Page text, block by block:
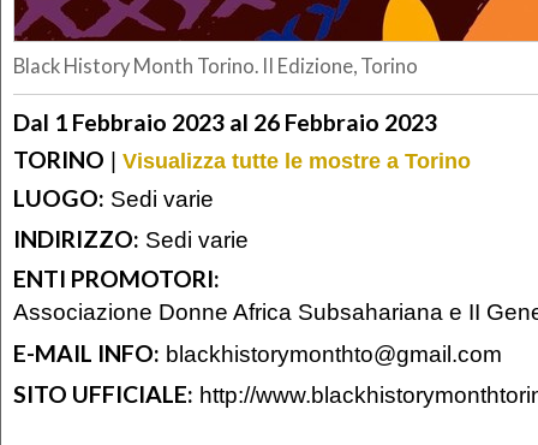
Black History Month Torino. II Edizione, Torino
Dal 1 Febbraio 2023 al 26 Febbraio 2023
TORINO | Visualizza tutte le mostre a Torino
LUOGO: Sedi varie
INDIRIZZO: Sedi varie
ENTI PROMOTORI:
Associazione Donne Africa Subsahariana e II
E-MAIL INFO: blackhistorymonthto@gmail.com
SITO UFFICIALE: http://